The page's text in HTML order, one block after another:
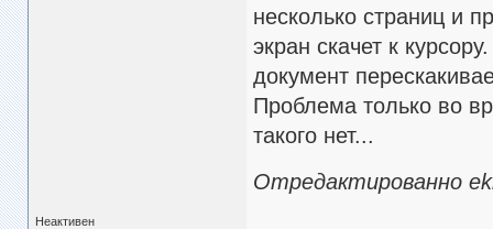
несколько страниц и
экран скачет к
документ
Проблема только во
такого нет...
Отредактированно
Неактивен